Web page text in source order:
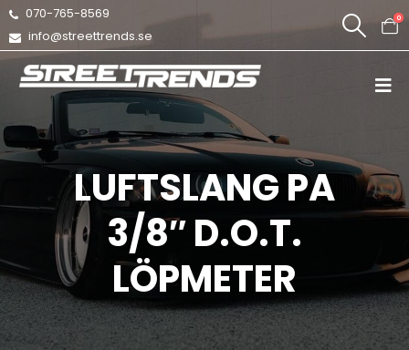
070-765-8569
info@streettrends.se
0
LUFTSLANG PA
3/8″ D.O.T.
LÖPMETER